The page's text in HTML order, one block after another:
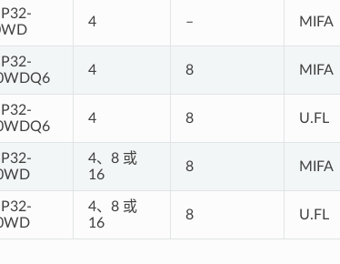
4 – MIFA
4 8 MIFA
4 8 U.FL
4、8 或
16
8 MIFA
4、8 或
16
8 U.FL